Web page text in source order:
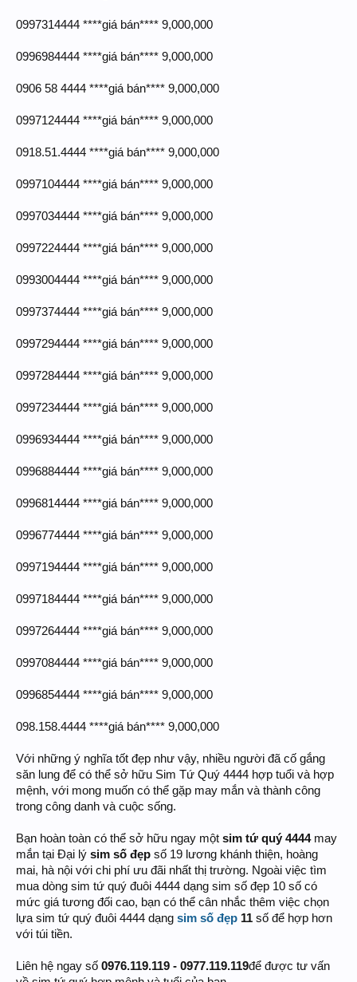
0997314444 ****giá bán**** 9,000,000
0996984444 ****giá bán**** 9,000,000
0906 58 4444 ****giá bán**** 9,000,000
0997124444 ****giá bán**** 9,000,000
0918.51.4444 ****giá bán**** 9,000,000
0997104444 ****giá bán**** 9,000,000
0997034444 ****giá bán**** 9,000,000
0997224444 ****giá bán**** 9,000,000
0993004444 ****giá bán**** 9,000,000
0997374444 ****giá bán**** 9,000,000
0997294444 ****giá bán**** 9,000,000
0997284444 ****giá bán**** 9,000,000
0997234444 ****giá bán**** 9,000,000
0996934444 ****giá bán**** 9,000,000
0996884444 ****giá bán**** 9,000,000
0996814444 ****giá bán**** 9,000,000
0996774444 ****giá bán**** 9,000,000
0997194444 ****giá bán**** 9,000,000
0997184444 ****giá bán**** 9,000,000
0997264444 ****giá bán**** 9,000,000
0997084444 ****giá bán**** 9,000,000
0996854444 ****giá bán**** 9,000,000
098.158.4444 ****giá bán**** 9,000,000
Với những ý nghĩa tốt đẹp như vậy, nhiều người đã cố gắng
săn lung để có thể sở hữu Sim Tứ Quý 4444 hợp tuổi và hợp
mệnh, với mong muốn có thể gặp may mắn và thành công
trong công danh và cuộc sống.
Bạn hoàn toàn có thể sở hữu ngay một sim tứ quý 4444may
mắn tại Đại lý sim số đẹp số 19 lương khánh thiện, hoàng
mai, hà nội với chi phí ưu đãi nhất thị trường. Ngoài việc tìm
mua dòng sim tứ quý đuôi 4444 dạng sim số đẹp 10 số có
mức giá tương đối cao, bạn có thể cân nhắc thêm việc chọn
lựa sim tứ quý đuôi 4444 dạng sim số đẹp 11 số để hợp hơn
với túi tiền.
Liên hệ ngay số 0976.119.119 - 0977.119.119để được tư vấn